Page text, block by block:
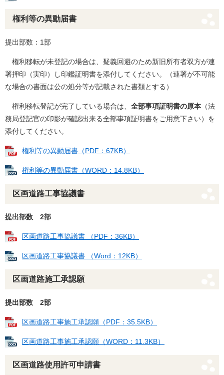
権利等の異動届書
提出部数：1部
権利移転が未登記の場合は、疑義回避のため新旧所有者双方が連
署押印（実印）し印鑑証明書を添付してください。（連署が不可能
な場合の書面は公の処分等が記載された書類とする）
権利移転登記が完了している場合は、 全部事項証明書の原本 （法
務局登記官の印影が確認出来る全部事項証明書をご用意下さい）を
添付してください。
権利等の異動届書（PDF：67KB）
権利等の異動届書（WORD：14.8KB）
区画道路工事協議書
提出部数 2部
区画道路工事協議書 （PDF：36KB）
区画道路工事協議書 （Word：12KB）
区画道路施工承認願
提出部数 2部
区画道路工事施工承認願（PDF：35.5KB）
区画道路工事施工承認願（WORD：11.3KB）
区画道路使用許可申請書